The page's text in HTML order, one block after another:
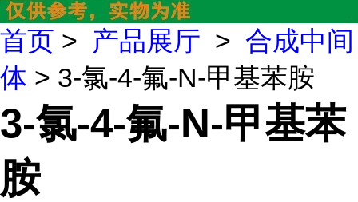
首页 > 产品展厅 > 合成中间
体 > 3-氯-4-氟-N-甲基苯胺
3-氯-4-氟-N-甲基苯
胺